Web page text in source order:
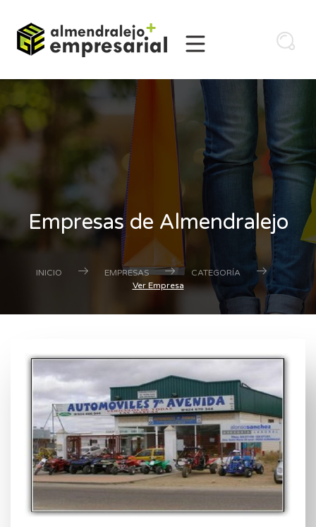
Empresas de Almendralejo
INICIO EMPRESAS
CATEGORÍA
Ver Empresa